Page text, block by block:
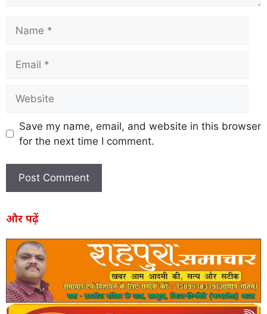
Save my name, email, and website in this browser
for the next time I comment.
और पढ़ें